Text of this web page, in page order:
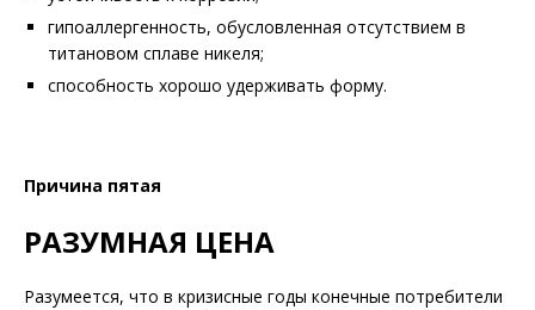
гипоаллергенность, обусловленная отсутствием в
титановом сплаве никеля;
способность хорошо удерживать форму.
Причина пятая
РАЗУМНАЯ ЦЕНА
Разумеется, что в кризисные годы конечные потребители